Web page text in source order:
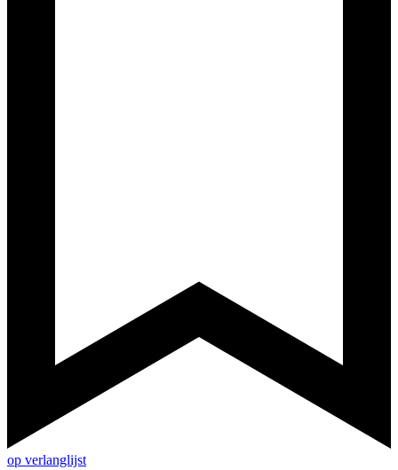
op verlanglijst